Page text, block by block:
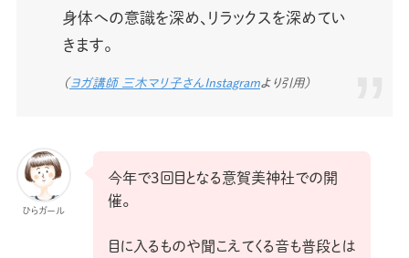
身体への意識を深め、リラックスを深めてい
きます。⁡
（ヨガ講師 三木マリ子さんInstagramより引用）
ひらガール
今年で3回目となる意賀美神社での開
催。
目に入るものや聞こえてくる音も普段とは